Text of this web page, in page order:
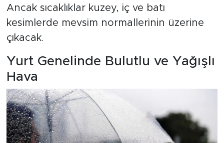
Ancak sıcaklıklar kuzey, iç ve batı
kesimlerde mevsim normallerinin üzerine
çıkacak.
Yurt Genelinde Bulutlu ve Yağışlı
Hava